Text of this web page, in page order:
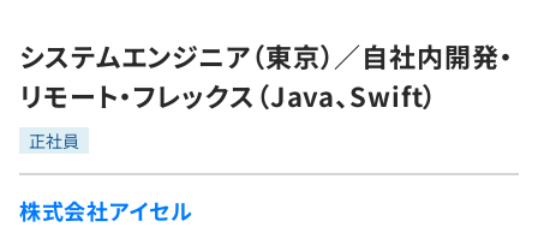
転職成功ガイド
転職エージェント
インタビュー
転職成功ガイド
新卒就活
求人検索
本選考
インターン
学習
問題集
プログラミング言語
ゲーム・マンガ
システムエンジニア（東京）／自社内開発・
リモート・フレックス（Java、Swift）
正社員
株式会社アイセル